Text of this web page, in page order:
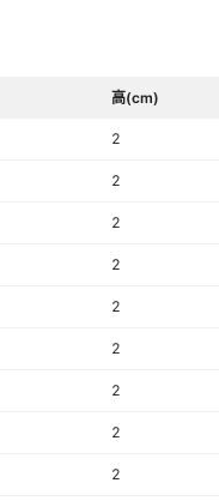
高(cm)
2
2
2
2
2
2
2
2
2